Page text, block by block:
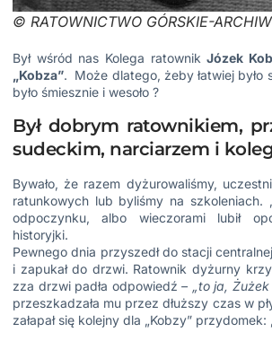
© RATOWNICTWO GÓRSKIE-
Był wśród nas Kolega ratownikJózek
„Kobza”. Może dlatego, żeby łatwiej było
było śmiesznie i wesoło ?
Był dobrym ratownikiem,
sudeckim, narciarzem i
Bywało, że razem dyżurowaliśmy,
ratunkowych lub byliśmy na szkoleniach.
odpoczynku, albo wieczorami lubił
historyjki.
Pewnego dnia przyszedł do stacji
i zapukał do drzwi. Ratownik dyżurny
zza drzwi padła odpowiedź – „to ja, Żużek
przeszkadzała mu przez dłuższy czas w
załapał się kolejny dla „Kobzy” przydomek: